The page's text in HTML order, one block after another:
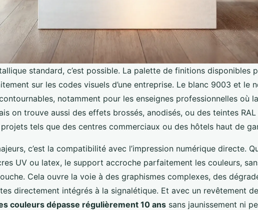
standard, c’est possible. La palette de finitions disponibles
sur les codes visuels d’une entreprise. Le blanc 9003 et le
notamment pour les enseignes professionnelles où la
on trouve aussi des effets brossés, anodisés, ou des teintes RAL
tels que des centres commerciaux ou des hôtels haut de
c’est la compatibilité avec l’impression numérique directe.
UV ou latex, le support accroche parfaitement les couleurs,
Cela ouvre la voie à des graphismes complexes, des
directement intégrés à la signalétique. Et avec un revêtement
couleurs dépasse régulièrement 10 ans sans jaunissement ni